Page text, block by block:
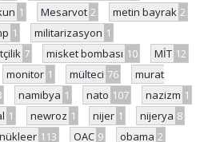
1 Mesarvot 2 metin bayrak 2
1 militarizasyon 1
7 misket bombası 10 MİT 12
monitor 1 mülteci 76
murat
namibya 1 nato 107 nazizm 1
1 newroz 1 nijer 1 nijerya 8
nükleer 113 OAC 9 obama 2